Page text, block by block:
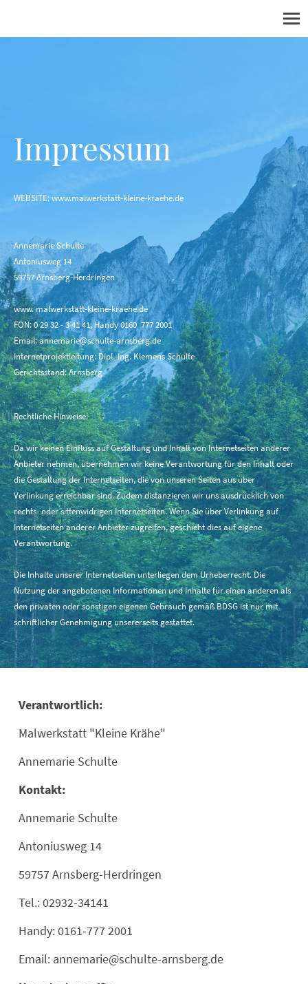
Impressum
WEBSITE: www.malwerkstatt-kleine-kraehe.de
Annemarie Schulte
Antoniusweg 14
59757 Arnsberg-Herdringen
www. malwerkstatt-kleine-kraehe.de
FON: 0 29 32 - 3 41 41, Handy 0160 777 2001
Email: annemarie@schulte-arnsberg.de
Internetprojektleitung: Dipl.-Ing. Klemens Schulte
Gerichtsstand: Arnsberg
Rechtliche Hinweise:
Da wir keinen Einfluss auf Gestaltung und Inhalt von Internetseiten anderer
Anbieter nehmen, übernehmen wir keine Verantwortung für den Inhalt oder
die Gestaltung der Internetseiten, die von unseren Seiten aus über
Verlinkung erreichbar sind. Zudem distanzieren wir uns ausdrücklich von
rechts- oder sittenwidrigen Internetseiten. Wenn Sie über Verlinkung auf
Internetseiten anderer Anbieter zugreifen, geschieht dies auf eigene
Verantwortung.
Die Inhalte unserer Internetseiten unterliegen dem Urheberrecht. Die
Nutzung der angebotenen Informationen und Inhalte für einen anderen als
den privaten oder sonstigen eigenen Gebrauch gemäß BDSG ist nur mit
schriftlicher Genehmigung unsererseits gestattet.
Verantwortlich:
Malwerkstatt "Kleine Krähe"
Annemarie Schulte
Kontakt:
Annemarie Schulte
Antoniusweg 14
59757 Arnsberg-Herdringen
Tel.: 02932-34141
Handy: 0161-777 2001
Email: annemarie@schulte-arnsberg.de